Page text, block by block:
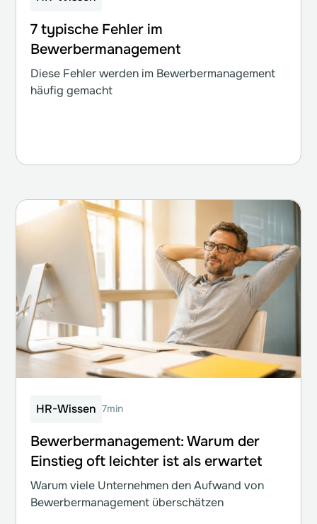
7 typische Fehler im
Bewerbermanagement
Diese Fehler werden im Bewerbermanagement
häufig gemacht
HR-Wissen 7min
Bewerbermanagement: Warum der
Einstieg oft leichter ist als erwartet
Warum viele Unternehmen den Aufwand von
Bewerbermanagement überschätzen